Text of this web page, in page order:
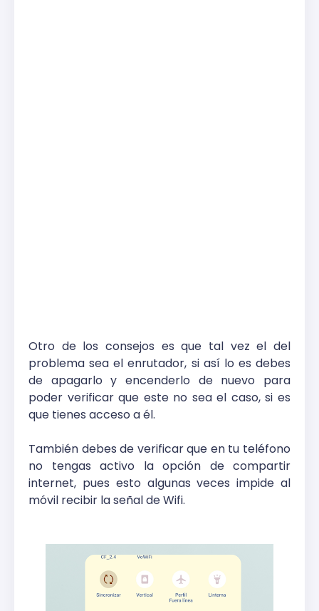
Otro de los consejos es que tal vez el del
problema sea el enrutador, si así lo es debes
de apagarlo y encenderlo de nuevo para
poder verificar que este no sea el caso, si es
que tienes acceso a él.
También debes de verificar que en tu teléfono
no tengas activo la opción de compartir
internet, pues esto algunas veces impide al
móvil recibir la señal de Wifi.